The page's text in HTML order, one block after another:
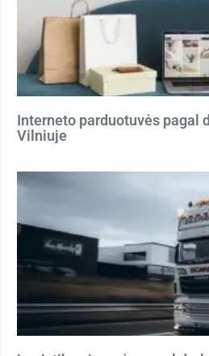
Interneto parduotuvės pagal
Vilniuje